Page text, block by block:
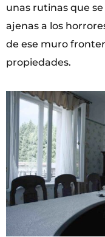
unas rutinas que
ajenas a los
de ese muro
propiedades.